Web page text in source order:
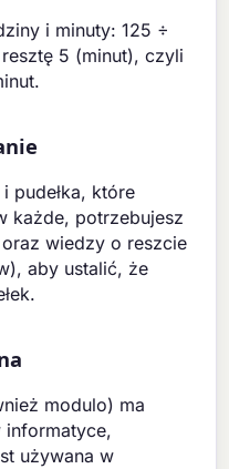
i minuty: 125 ÷
5 (minut), czyli
pudełka, które
każde, potrzebujesz
oraz wiedzy o reszcie
aby ustalić, że
modulo) ma
informatyce,
używana w